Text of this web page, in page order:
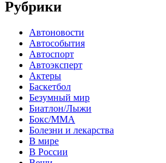
Рубрики
Автоновости
Автособытия
Автоспорт
Автоэксперт
Актеры
Баскетбол
Безумный мир
Биатлон/Лыжи
Бокс/MMA
Болезни и лекарства
В мире
В России